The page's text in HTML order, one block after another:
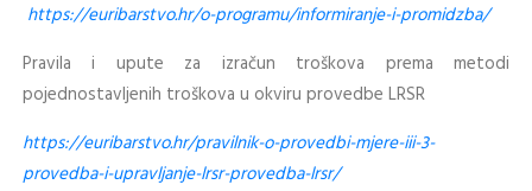
https://euribarstvo.hr/o-programu/informiranje-i-promidzba/
Pravila i upute za izračun troškova prema metodi
pojednostavljenih troškova u okviru provedbe LRSR
https://euribarstvo.hr/pravilnik-o-provedbi-mjere-iii-3-
provedba-i-upravljanje-lrsr-provedba-lrsr/